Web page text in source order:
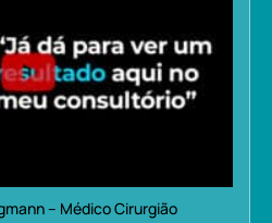
– Médico Cirurgião